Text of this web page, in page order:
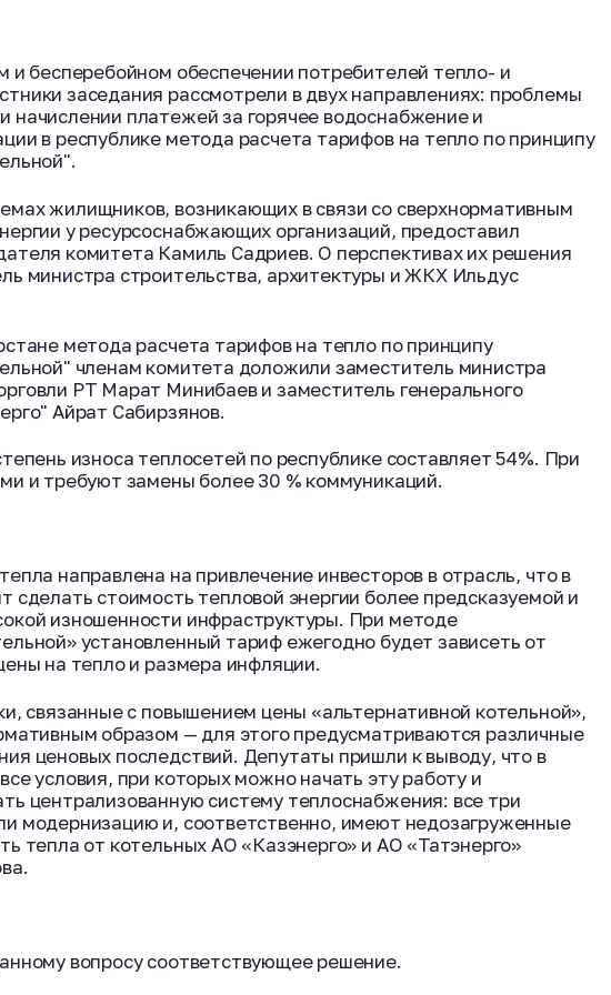
и бесперебойном обеспечении потребителей тепло- и
заседания рассмотрели в двух направлениях: проблемы
начислении платежей за горячее водоснабжение и
в республике метода расчета тарифов на тепло по принципу
жилищников, возникающих в связи со сверхнормативным
у ресурсоснабжающих организаций, предоставил
комитета Камиль Садриев. О перспективах их решения
министра строительства, архитектуры и ЖКХ Ильдус
метода расчета тарифов на тепло по принципу
членам комитета доложили заместитель министра
РТ Марат Минибаев и заместитель генерального
Айрат Сабирзянов.
износа теплосетей по республике составляет 54%. При
и требуют замены более 30 % коммуникаций.
направлена на привлечение инвесторов в отрасль, что в
сделать стоимость тепловой энергии более предсказуемой и
изношенности инфраструктуры. При методе
установленный тариф ежегодно будет зависеть от
на тепло и размера инфляции.
связанные с повышением цены «альтернативной котельной»,
образом — для этого предусматриваются различные
ценовых последствий. Депутаты пришли к выводу, что в
условия, при которых можно начать эту работу и
централизованную систему теплоснабжения: все три
модернизацию и, соответственно, имеют недозагруженные
тепла от котельных АО «Казэнерго» и АО «Татэнерго»
вопросу соответствующее решение.